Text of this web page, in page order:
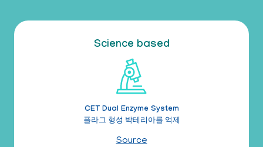
Science based
CET Dual Enzyme System
플라그 형성 박테리아를 억제
Source